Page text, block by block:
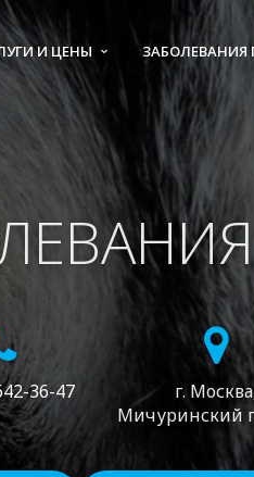
И ЦЕНЫ ЗАБОЛЕВАНИЯ
36-47
г.
Мичуринский